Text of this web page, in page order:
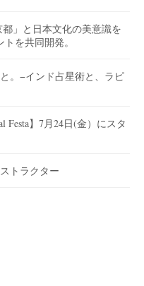
」と日本文化の美意識を
を共同開発。
。−インド占星術と、ラピ
Festa】7月24日(金）にスタ
トラクター